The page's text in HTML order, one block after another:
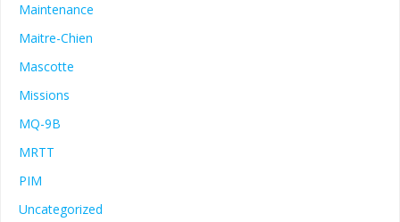
Maintenance
Maitre-Chien
Mascotte
Missions
MQ-9B
MRTT
PIM
Uncategorized